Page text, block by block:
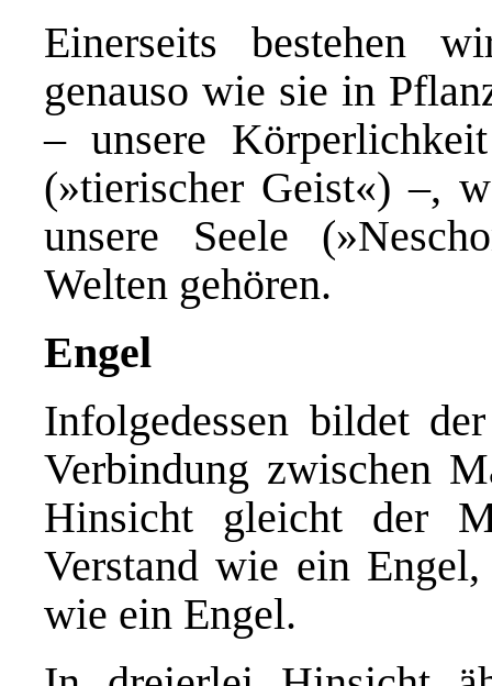
Einerseits bestehen
genauso wie sie in
– unsere
(»tierischer Geist«) –,
unsere Seele
Welten gehören.
Engel
Infolgedessen bildet
Verbindung zwischen
Hinsicht gleicht der
Verstand wie ein
wie ein Engel.